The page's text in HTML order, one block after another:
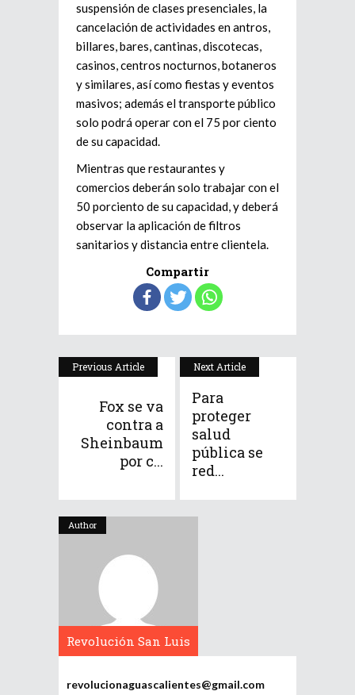
suspensión de clases presenciales, la
cancelación de actividades en antros,
billares, bares, cantinas, discotecas,
casinos, centros nocturnos, botaneros
y similares, así como fiestas y eventos
masivos; además el transporte público
solo podrá operar con el 75 por ciento
de su capacidad.
Mientras que restaurantes y
comercios deberán solo trabajar con el
50 porciento de su capacidad, y deberá
observar la aplicación de filtros
sanitarios y distancia entre clientela.
Compartir
Previous Article
Fox se va
contra a
Sheinbaum
por c...
Next Article
Para
proteger
salud
pública se
red...
Author
Revolución San Luis
revolucionaguascalientes@gmail.com